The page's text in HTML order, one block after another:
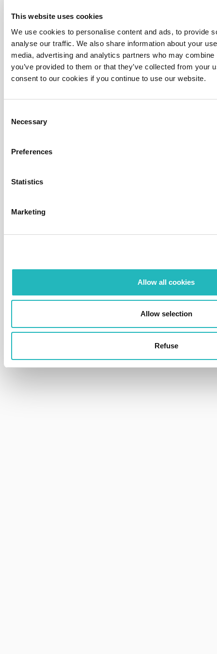
This website uses cookies
We use cookies to personalise content and ads, to provide
analyse our traffic. We also share information about your
media, advertising and analytics partners who may
you’ve provided to them or that they’ve collected from your
consent to our cookies if you continue to use our website.
Selection
Necessary
Preferences
Statistics
Marketing
Allow all cookies
Allow selection
Refuse